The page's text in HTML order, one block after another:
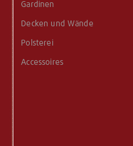
Gardinen
Decken und Wände
Polsterei
Accessoires